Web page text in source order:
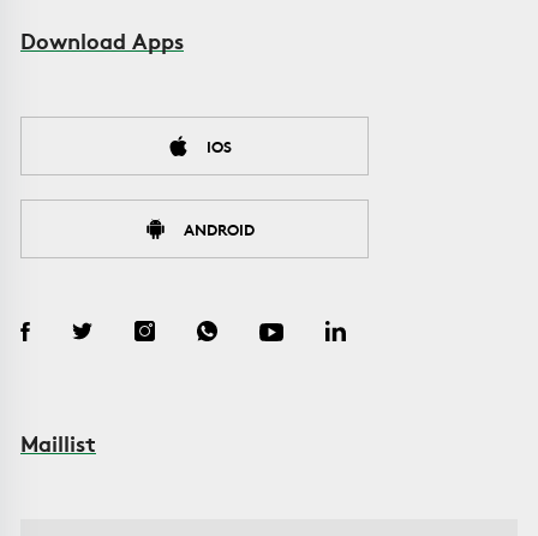
Download Apps
IOS
ANDROID
Maillist